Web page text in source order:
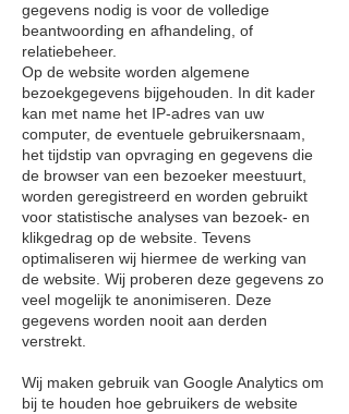
gegevens nodig is voor de volledige
beantwoording en afhandeling, of
relatiebeheer.
Op de website worden algemene
bezoekgegevens bijgehouden. In dit kader
kan met name het IP-adres van uw
computer, de eventuele gebruikersnaam,
het tijdstip van opvraging en gegevens die
de browser van een bezoeker meestuurt,
worden geregistreerd en worden gebruikt
voor statistische analyses van bezoek- en
klikgedrag op de website. Tevens
optimaliseren wij hiermee de werking van
de website. Wij proberen deze gegevens zo
veel mogelijk te anonimiseren. Deze
gegevens worden nooit aan derden
verstrekt.
Wij maken gebruik van Google Analytics om
bij te houden hoe gebruikers de website